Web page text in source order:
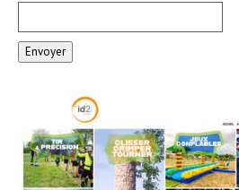
Envoyer